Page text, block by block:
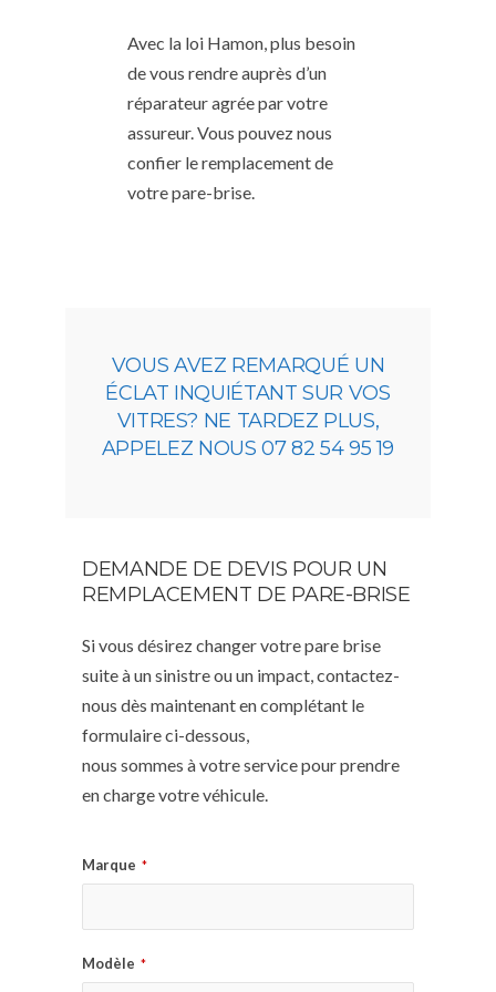
Avec la loi Hamon, plus besoin
de vous rendre auprès d’un
réparateur agrée par votre
assureur. Vous pouvez nous
confier le remplacement de
votre pare-brise.
VOUS AVEZ REMARQUÉ UN
ÉCLAT INQUIÉTANT SUR VOS
VITRES? NE TARDEZ PLUS,
APPELEZ NOUS 07 82 54 95 19
DEMANDE DE DEVIS POUR UN
REMPLACEMENT DE PARE-BRISE
Si vous désirez changer votre pare brise
suite à un sinistre ou un impact, contactez-
nous dès maintenant en complétant le
formulaire ci-dessous,
nous sommes à votre service pour prendre
en charge votre véhicule.
Marque *
Modèle *